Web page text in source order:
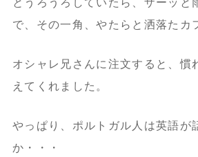
で、その一角、やたらと洒落たカ
オシャレ兄さんに注文すると、慣
えてくれました。
やっぱり、ポルトガル人は英語が
か・・・